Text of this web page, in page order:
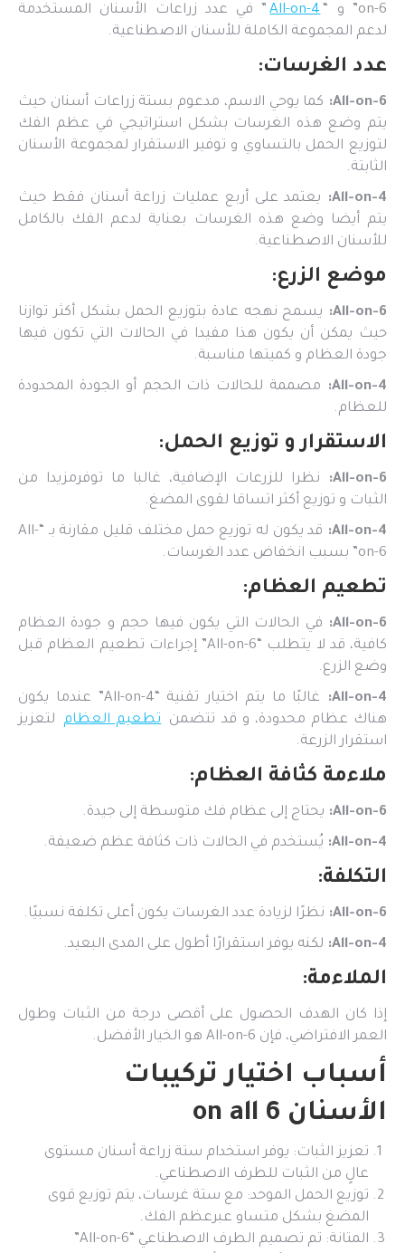
on-6” و “ All-on-4 ” في عدد زراعات الأسنان المستخدمة
لدعم المجموعة الكاملة للأسنان الاصطناعية.
عدد الغرسات:
All-on-6:
كما يوحي الاسم، مدعوم بستة زراعات أسنان حيث
يتم وضع هذه الغرسات بشكل استراتيجي في عظم الفك
لتوزيع الحمل بالتساوي و توفير الاستقرار لمجموعة الأسنان
الثابتة.
All-on-4:
يعتمد على أربع عمليات زراعة أسنان فقط حيث
يتم أيضا وضع هذه الغرسات بعناية لدعم الفك بالكامل
للأسنان الاصطناعية.
موضع الزرع:
All-on-6:
يسمح نهجه عادة بتوزيع الحمل بشكل أكثر توازنا
حيث يمكن أن يكون هذا مفيدا في الحالات التي تكون فيها
جودة العظام و كميتها مناسبة.
All-on-4:
مصممة للحالات ذات الحجم أو الجودة المحدودة
للعظام.
الاستقرار و توزيع الحمل:
All-on-6:
نظرا للزرعات الإضافية، غالبا ما توفرمزيدا من
الثبات و توزيع أكثر اتساقا لقوى المضغ.
All-on-4:
قد يكون له توزيع حمل مختلف قليل مقارنة بـ “All-
on-6” بسبب انخفاض عدد الغرسات.
تطعيم العظام:
All-on-6:
في الحالات التي يكون فيها حجم و جودة العظام
كافية، قد لا يتطلب “All-on-6” إجراءات تطعيم العظام قبل
وضع الزرع.
All-on-4:
غالبًا ما يتم اختيار تقنية “All-on-4” عندما يكون
هناك عظام محدودة، و قد تتضمن تطعيم العظام
لتعزيز
استقرار الزرعة.
ملاءمة كثافة العظام:
All-on-6: يحتاج إلى عظام فك متوسطة إلى جيدة.
All-on-4: يُستخدم في الحالات ذات كثافة عظم ضعيفة.
التكلفة:
All-on-6: نظرًا لزيادة عدد الغرسات يكون أعلى تكلفة نسبيًا.
All-on-4: لكنه يوفر استقرارًا أطول على المدى البعيد.
الملاءمة:
إذا كان الهدف الحصول على أقصى درجة من الثبات وطول
العمر الافتراضي، فإن All-on-6 هو الخيار الأفضل.
أسباب اختيار تركيبات
الأسنان on all 6
تعزيز الثبات: يوفر استخدام ستة زراعة أسنان مستوى
عالٍ من الثبات للطرف الاصطناعي.
توزيع الحمل الموحد: مع ستة غرسات، يتم توزيع قوى
المضغ بشكل متساو عبرعظم الفك.
المتانة: تم تصميم الطرف الاصطناعي “All-on-6”